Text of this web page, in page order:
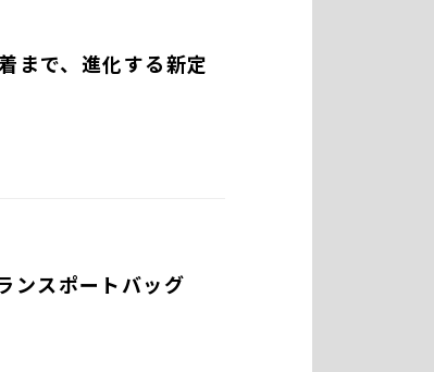
まで、進化する新定
ンスポートバッグ